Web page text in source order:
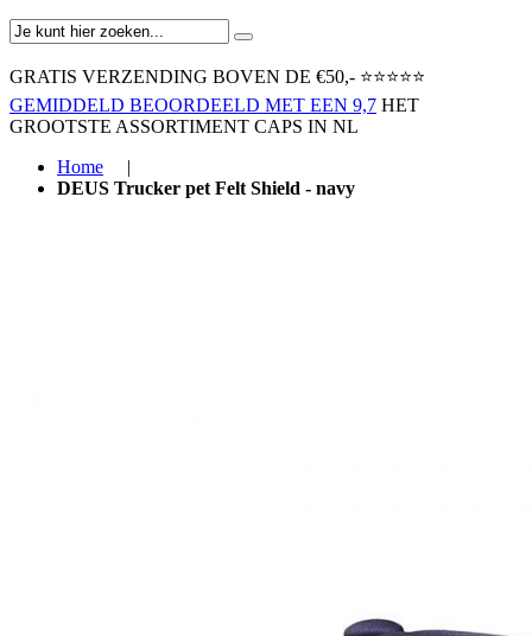
GRATIS VERZENDING BOVEN ​DE €50,-​ ⭐⭐⭐⭐⭐
GEMIDDELD BEOORDEELD MET EEN 9,7 HET
GROOTSTE ASSORTIMENT CAPS IN NL
Home
|
DEUS Trucker pet Felt Shield - navy